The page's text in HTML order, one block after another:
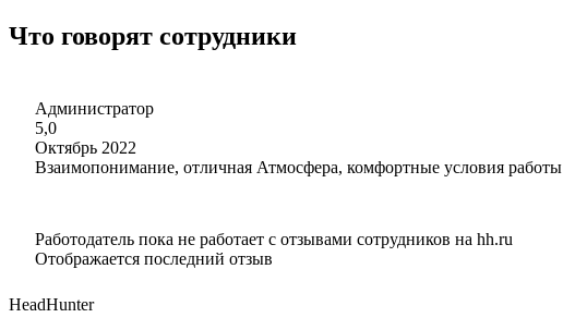
Что говорят сотрудники
Администратор
5,0
Октябрь 2022
Взаимопонимание, отличная Атмосфера, комфортные условия работы
Работодатель пока не работает с отзывами сотрудников на hh.ru
Отображается последний отзыв
HeadHunter